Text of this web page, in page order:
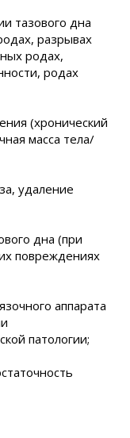
тазового дна
разрывах
родах,
родах
(хронический
масса тела/
удаление
дна (при
повреждениях
аппарата
патологии;